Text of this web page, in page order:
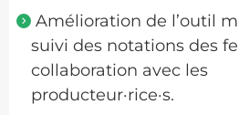
Amélioration de l’outil
suivi des notations des
collaboration avec les
producteur·rice·s.